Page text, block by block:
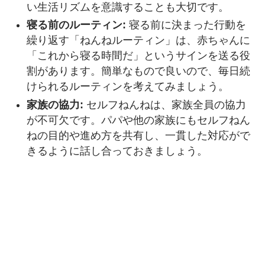
い生活リズムを意識することも大切です。
寝る前のルーティン: 寝る前に決まった行動を
繰り返す「ねんねルーティン」は、赤ちゃんに
「これから寝る時間だ」というサインを送る役
割があります。簡単なもので良いので、毎日続
けられるルーティンを考えてみましょう。
家族の協力: セルフねんねは、家族全員の協力
が不可欠です。パパや他の家族にもセルフねん
ねの目的や進め方を共有し、一貫した対応がで
きるように話し合っておきましょう。